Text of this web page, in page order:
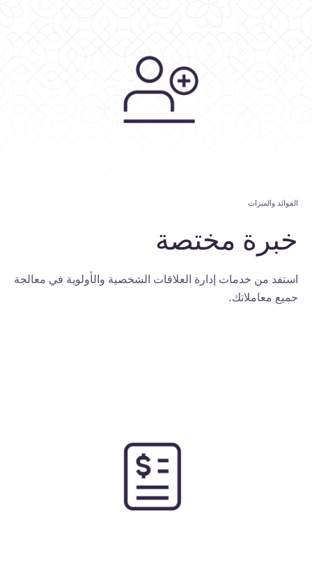
الفوائد والميزات
خبرة مختصة
استفد من خدمات إدارة العلاقات الشخصية والأولوية في معالجة
جميع معاملاتك.